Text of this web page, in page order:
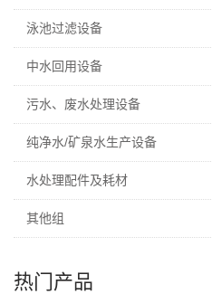
泳池过滤设备
中水回用设备
污水、废水处理设备
纯净水/矿泉水生产设备
水处理配件及耗材
其他组
热门产品